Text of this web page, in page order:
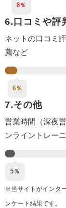
8％
6.口コミや評
ネットの口コミ評
薦など
6％
7.その他
営業時間（深夜
ンライントレー
5％
※当サイトがインタ
ンケート結果です。